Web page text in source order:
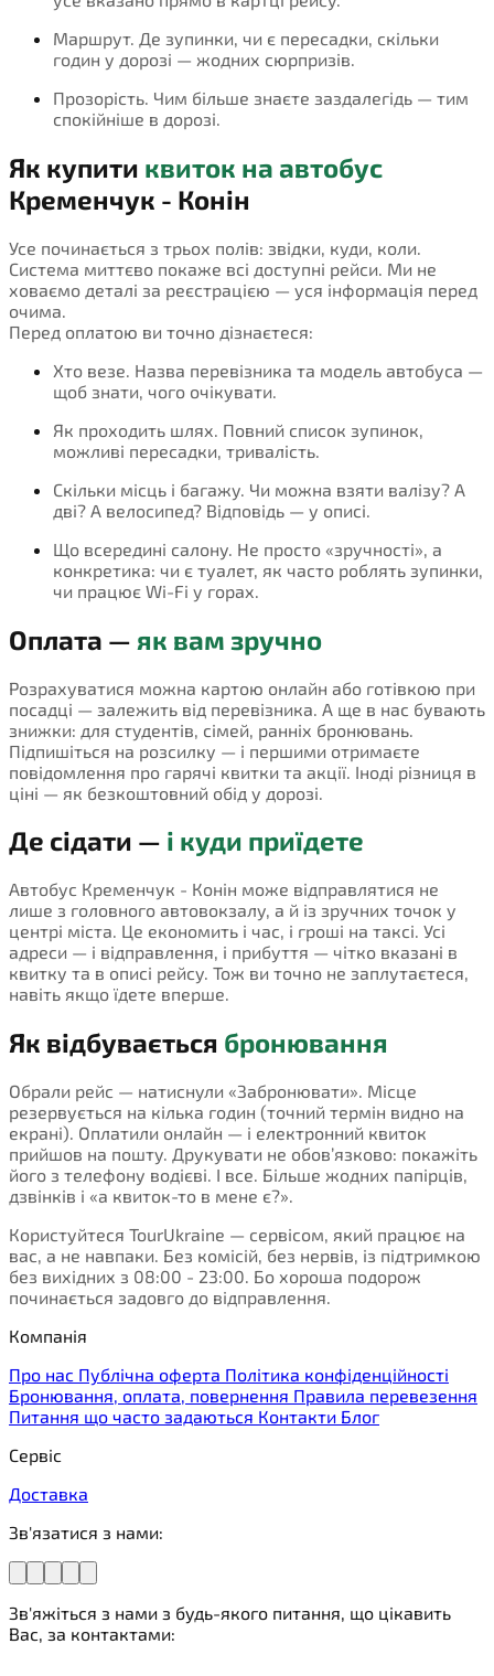
Маршрут. Де зупинки, чи є пересадки, скільки
годин у дорозі — жодних сюрпризів.
Прозорість. Чим більше знаєте заздалегідь — тим
спокійніше в дорозі.
Як купити квиток на автобус
Кременчук - Конін
Усе починається з трьох полів: звідки, куди, коли.
Система миттєво покаже всі доступні рейси. Ми не
ховаємо деталі за реєстрацією — уся інформація перед
очима.
Перед оплатою ви точно дізнаєтеся:
Хто везе. Назва перевізника та модель автобуса —
щоб знати, чого очікувати.
Як проходить шлях. Повний список зупинок,
можливі пересадки, тривалість.
Скільки місць і багажу. Чи можна взяти валізу? А
дві? А велосипед? Відповідь — у описі.
Що всередині салону. Не просто «зручності», а
конкретика: чи є туалет, як часто роблять зупинки,
чи працює Wi-Fi у горах.
Оплата — як вам зручно
Розрахуватися можна картою онлайн або готівкою при
посадці — залежить від перевізника. А ще в нас бувають
знижки: для студентів, сімей, ранніх бронювань.
Підпишіться на розсилку — і першими отримаєте
повідомлення про гарячі квитки та акції. Іноді різниця в
ціні — як безкоштовний обід у дорозі.
Де сідати — і куди приїдете
Автобус Кременчук - Конін може відправлятися не
лише з головного автовокзалу, а й із зручних точок у
центрі міста. Це економить і час, і гроші на таксі. Усі
адреси — і відправлення, і прибуття — чітко вказані в
квитку та в описі рейсу. Тож ви точно не заплутаєтеся,
навіть якщо їдете вперше.
Як відбувається бронювання
Обрали рейс — натиснули «Забронювати». Місце
резервується на кілька годин (точний термін видно на
екрані). Оплатили онлайн — і електронний квиток
прийшов на пошту. Друкувати не обов’язково: покажіть
його з телефону водієві. І все. Більше жодних папірців,
дзвінків і «а квиток-то в мене є?».
Користуйтеся TourUkraine — сервісом, який працює на
вас, а не навпаки. Без комісій, без нервів, із підтримкою
без вихідних з 08:00 - 23:00. Бо хороша подорож
починається задовго до відправлення.
Компанія
Про нас Публічна оферта Політика конфіденційності
Бронювання, оплата, повернення Правила перевезення
Питання що часто задаються Контакти Блог
Сервіс
Доставка
Зв'язатися з нами:
Зв'яжіться з нами з будь-якого питання, що цікавить
Вас, за контактами: